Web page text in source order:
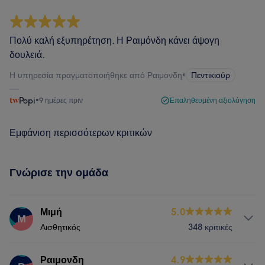
Πολύ καλή εξυπηρέτηση. Η Ραιμόνδη κάνει άψογη
δουλειά.
Η υπηρεσία πραγματοποιήθηκε από Ραιμονδη• Πεντικιούρ
Popi•9 ημέρες πριν Επαληθευμένη αξιολόγηση
Εμφάνιση περισσότερων κριτικών
Γνώρισε την ομάδα
Μ Μιμή
Αισθητικός
5.0
348 κριτικές
ΥπηρεσίεςΡαιμονδη 4.9